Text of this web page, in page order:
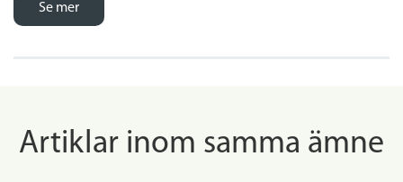
Se mer
Artiklar inom samma ämne